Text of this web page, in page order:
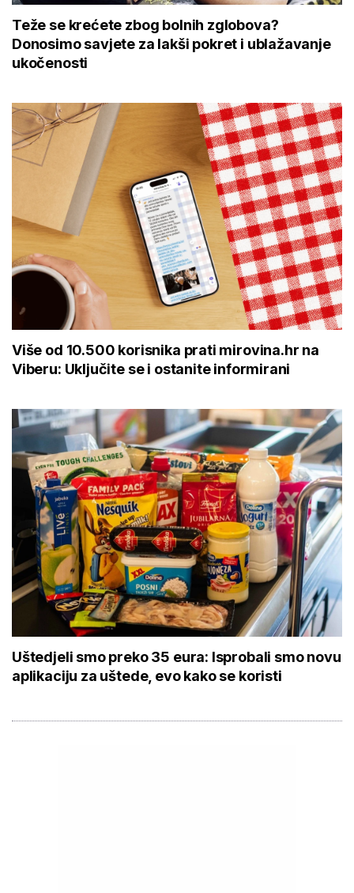
Teže se krećete zbog bolnih zglobova?
Donosimo savjete za lakši pokret i ublažavanje
ukočenosti
Više od 10.500 korisnika prati mirovina.hr na
Viberu: Uključite se i ostanite informirani
Uštedjeli smo preko 35 eura: Isprobali smo novu
aplikaciju za uštede, evo kako se koristi